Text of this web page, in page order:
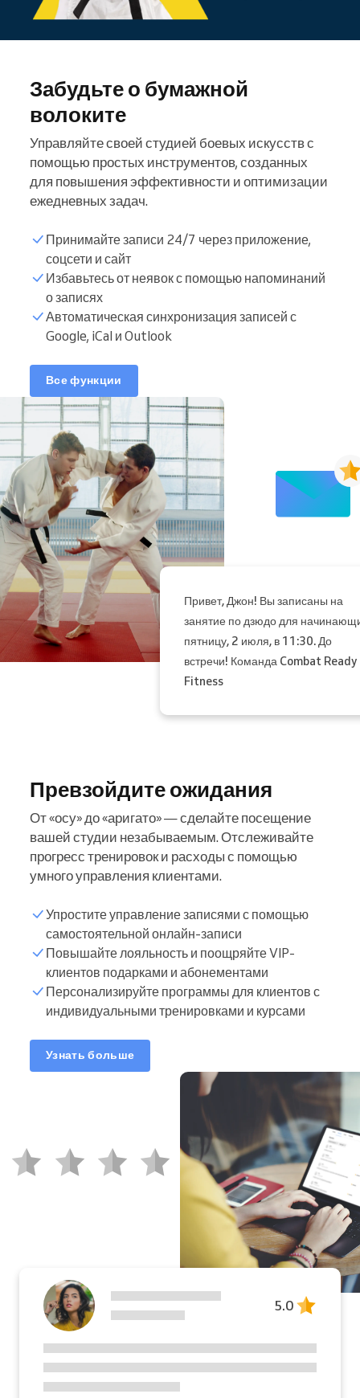
Привет, Джон! Вы записаны на
занятие по дзюдо для
пятницу, 2 июля, в 11:30. До
встречи! Команда Combat Ready
Fitness
Забудьте о бумажной
волоките
Управляйте своей студией боевых искусств с
помощью простых инструментов, созданных
для повышения эффективности и оптимизации
ежедневных задач.
Принимайте записи 24/7 через приложение,
соцсети и сайт
Избавьтесь от неявок с помощью напоминаний
о записях
Автоматическая синхронизация записей с
Google, iCal и Outlook
Все функции
5.0
Превзойдите ожидания
От «осу» до «аригато» — сделайте посещение
вашей студии незабываемым. Отслеживайте
прогресс тренировок и расходы с помощью
умного управления клиентами.
Упростите управление записями с помощью
самостоятельной онлайн-записи
Повышайте лояльность и поощряйте VIP-
клиентов подарками и абонементами
Персонализируйте программы для клиентов с
индивидуальными тренировками и курсами
Узнать больше